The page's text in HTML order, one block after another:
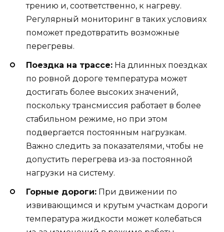
трению и, соответственно, к нагреву.
Регулярный мониторинг в таких условиях
поможет предотвратить возможные
перегревы.
Поездка на трассе: На длинных поездках
по ровной дороге температура может
достигать более высоких значений,
поскольку трансмиссия работает в более
стабильном режиме, но при этом
подвергается постоянным нагрузкам.
Важно следить за показателями, чтобы не
допустить перегрева из-за постоянной
нагрузки на систему.
Горные дороги: При движении по
извивающимся и крутым участкам дороги
температура жидкости может колебаться